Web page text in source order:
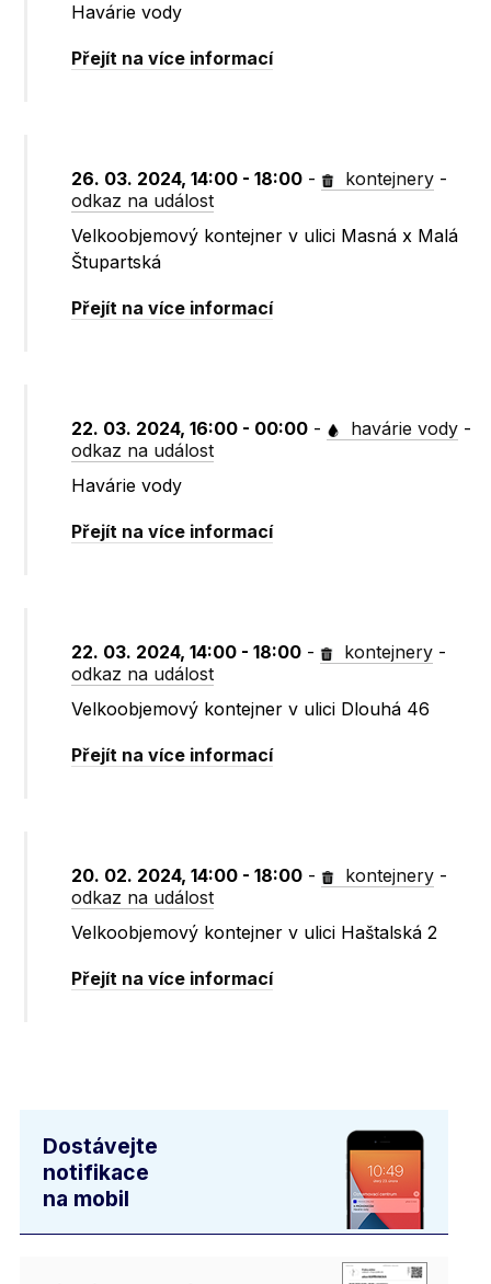
Havárie vody
Přejít na více informací
26. 03. 2024, 14:00 - 18:00 - kontejnery -
odkaz na událost
Velkoobjemový kontejner v ulici Masná x Malá
Štupartská
Přejít na více informací
22. 03. 2024, 16:00 - 00:00 - havárie vody -
odkaz na událost
Havárie vody
Přejít na více informací
22. 03. 2024, 14:00 - 18:00 - kontejnery -
odkaz na událost
Velkoobjemový kontejner v ulici Dlouhá 46
Přejít na více informací
20. 02. 2024, 14:00 - 18:00 - kontejnery -
odkaz na událost
Velkoobjemový kontejner v ulici Haštalská 2
Přejít na více informací
Dostávejte
notifikace
na mobil